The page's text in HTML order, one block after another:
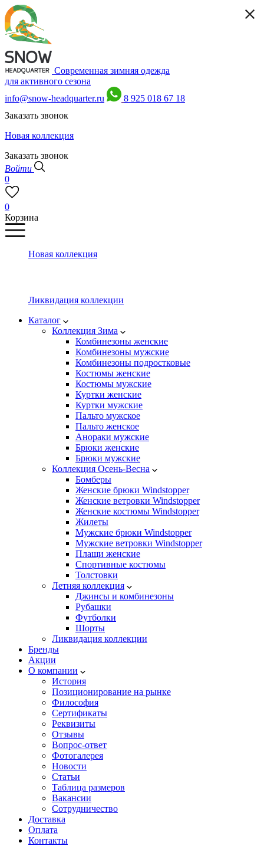
Современная зимняя одежда
для активного сезона
info@snow-headquarter.ru
8 925 018 67 18
Заказать звонок
Новая коллекция
Заказать звонок
Войти
0
0
Корзина
Новая коллекция
Ликвидация коллекции
Каталог
Коллекция Зима
Комбинезоны женские
Комбинезоны мужские
Комбинезоны подростковые
Костюмы женские
Костюмы мужские
Куртки женские
Куртки мужские
Пальто мужское
Пальто женское
Анораки мужские
Брюки женские
Брюки мужские
Коллекция Осень-Весна
Бомберы
Женские брюки Windstopper
Женские ветровки Windstopper
Женские костюмы Windstopper
Жилеты
Мужские брюки Windstopper
Мужские ветровки Windstopper
Плащи женские
Спортивные костюмы
Толстовки
Летняя коллекция
Джинсы и комбинезоны
Рубашки
Футболки
Шорты
Ликвидация коллекции
Бренды
Акции
О компании
История
Позиционирование на рынке
Философия
Сертификаты
Реквизиты
Отзывы
Вопрос-ответ
Фотогалерея
Новости
Статьи
Таблица размеров
Вакансии
Сотрудничество
Доставка
Оплата
Контакты